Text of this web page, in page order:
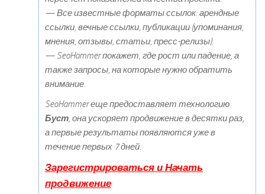
— Все известные форматы ссылок: арендные
ссылки, вечные ссылки, публикации (упоминания,
мнения, отзывы, статьи, пресс-релизы).
— SeoHammer покажет, где рост или падение, а
также запросы, на которые нужно обратить
внимание.
SeoHammer еще предоставляет технологию
Буст , она ускоряет продвижение в десятки раз,
а первые результаты появляются уже в
течение первых 7 дней.
Зарегистрироваться и Начать
продвижение